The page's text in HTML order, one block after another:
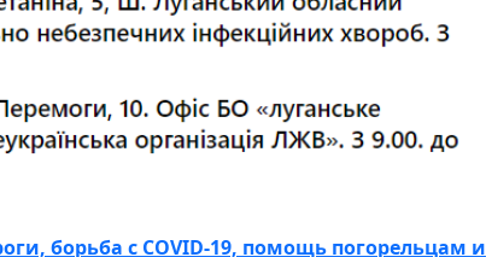
борьба с COVID-19, помощь погорельцам и